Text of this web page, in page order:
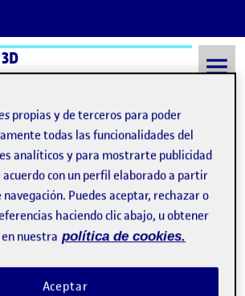
1 Fèlix Álvarez Ortega
Ortega
Ortega
de publicación
comentario
propias y de terceros para poder
todas las funcionalidades del
analíticos y para mostrarte publicidad
con un perfil elaborado a partir
Puedes aceptar, rechazar o
haciendo clic abajo, u obtener
nuestra política de cookies.
Aceptar